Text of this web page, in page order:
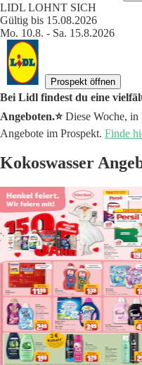
LIDL LOHNT SICH
Gültig bis 15.08.2026
Mo. 10.8. - Sa. 15.8.2026
Prospekt öffnen
Bei Lidl findest du eine
Angeboten.⭐️Diese Woche, in
Angebote im Prospekt. Finde
Kokoswasser